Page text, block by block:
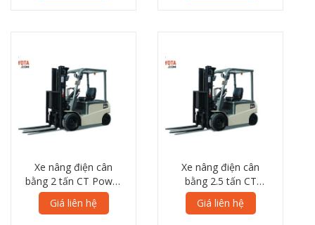
Xe nâng điện cân
bằng 2 tấn CT Power
TFB20 8L Series
Giá liên hệ
Xe nâng điện cân
bằng 2.5 tấn CT
Power TFB25 8L
Series
Giá liên hệ